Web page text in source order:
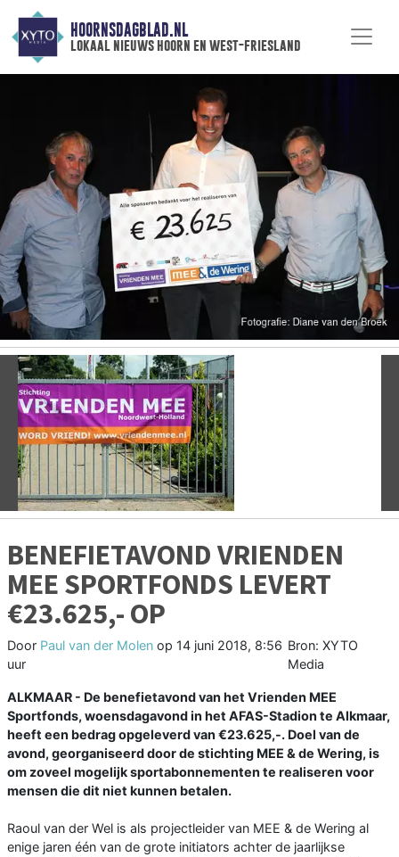
HOORNSDAGBLAD.NL
lokaal nieuws hoorn en west-friesland
Vorige
BENEFIETAVOND VRIENDEN
MEE SPORTFONDS LEVERT
€23.625,- OP
Door Paul van der Molen op 14 juni 2018, 8:56
uur
Bron: XYTO
Media
ALKMAAR - De benefietavond van het Vrienden MEE
Sportfonds, woensdagavond in het AFAS-Stadion te Alkmaar,
heeft een bedrag opgeleverd van €23.625,-. Doel van de
avond, georganiseerd door de stichting MEE & de Wering, is
om zoveel mogelijk sportabonnementen te realiseren voor
mensen die dit niet kunnen betalen.
Raoul van der Wel is als projectleider van MEE & de Wering al
enige jaren één van de grote initiators achter de jaarlijkse